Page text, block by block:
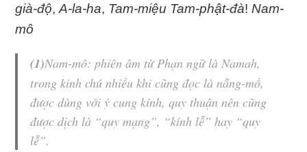
già-độ,A-la-ha, Tam-miệu Tam-phật-đà!Nam-
mô
(1)Nam-mô: phiên âm từ Phạn ngữ là Namah,
trong kinh chú nhiều khi cũng đọc lànẵng-mồ,
được dùng với ý cung kính, quy thuận nên cũng
được dịch là “quy mạng”, “kính lễ” hay “quy
lễ”.